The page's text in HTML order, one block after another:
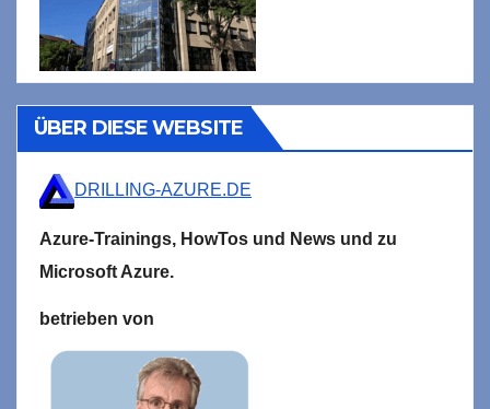
ÜBER DIESE WEBSITE
DRILLING-AZURE.DE
Azure-Trainings, HowTos und News und zu
Microsoft Azure.
betrieben von